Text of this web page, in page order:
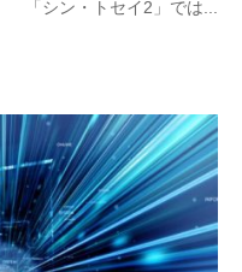
「シン・トセイ2」では...